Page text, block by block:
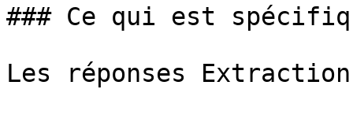
### Ce qui est
Les réponses